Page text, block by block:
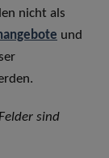
nicht als
und
sind